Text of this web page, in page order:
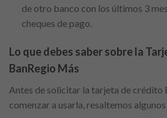
de otro banco con los últimos 3
cheques de pago.
Lo que debes saber sobre la
BanRegio Más
Antes de solicitar la tarjeta de crédito
comenzar a usarla, resaltemos